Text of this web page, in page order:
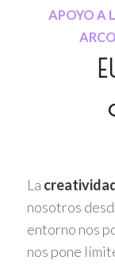
APOYO A
La
nosotros
entorno nos
nos pone